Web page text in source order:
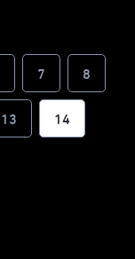
7 8
13 14